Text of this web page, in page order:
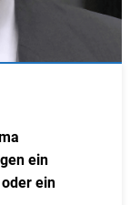
ein
ein